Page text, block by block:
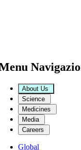
About Us
Science
Medicines
Media
Careers
Global